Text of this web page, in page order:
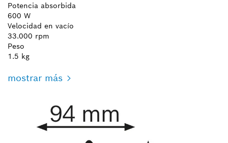
Potencia absorbida
600 W
Velocidad en vacío
33.000 rpm
Peso
1.5 kg
mostrar más